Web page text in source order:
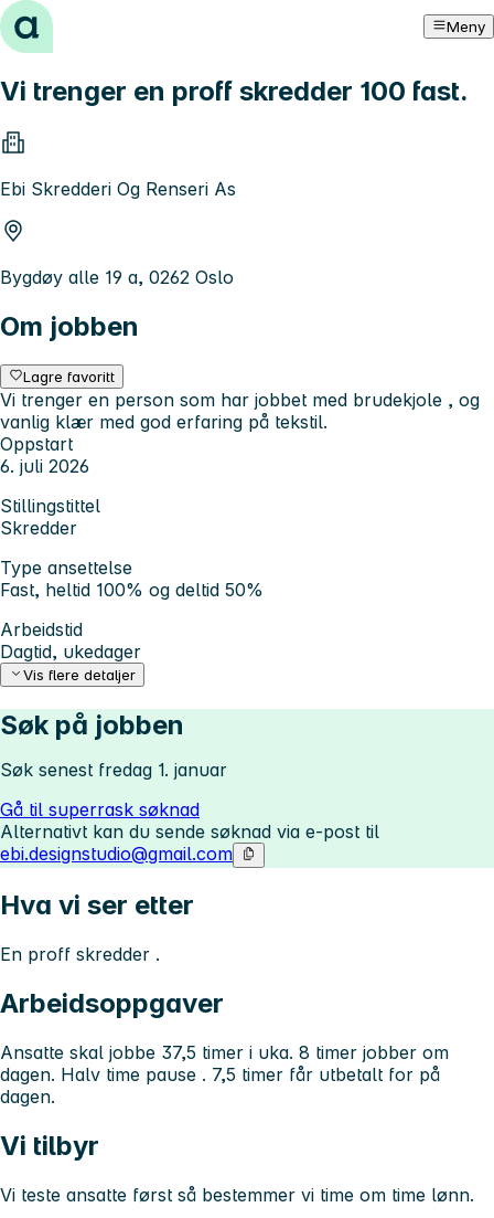
Hopp til innhold Meny
Vi trenger en proff skredder 100 fast.
Ebi Skredderi Og Renseri As
Bygdøy alle 19 a, 0262 Oslo
Om jobben
Lagre favoritt
Vi trenger en person som har jobbet med brudekjole , og
vanlig klær med god erfaring på tekstil.
Oppstart
6. juli 2026
Stillingstittel
Skredder
Type ansettelse
Fast, heltid 100% og deltid 50%
Arbeidstid
Dagtid, ukedager
Vis flere detaljer
Søk på jobben
Søk senest fredag 1. januar
Gå til superrask søknad
Alternativt kan du sende søknad via e-post til
ebi.designstudio@gmail.com
Hva vi ser etter
En proff skredder .
Arbeidsoppgaver
Ansatte skal jobbe 37,5 timer i uka. 8 timer jobber om
dagen. Halv time pause . 7,5 timer får utbetalt for på
dagen.
Vi tilbyr
Vi teste ansatte først så bestemmer vi time om time lønn.